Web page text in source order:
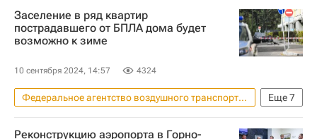
Хабаровский край
Юрий Трутнев
Константин Лазарев
Росгранстрой
Инфраструктура
Строительство
Аэропорты
Заселение в ряд квартир
пострадавшего от БПЛА дома будет
возможно к зиме
10 сентября 2024, 14:57 4324
Еще7
Федеральное агентство воздушного транспорта (Росавиация)
Генеральная прокуратура РФ
Жилье
Реконструкцию аэропорта в Горно-